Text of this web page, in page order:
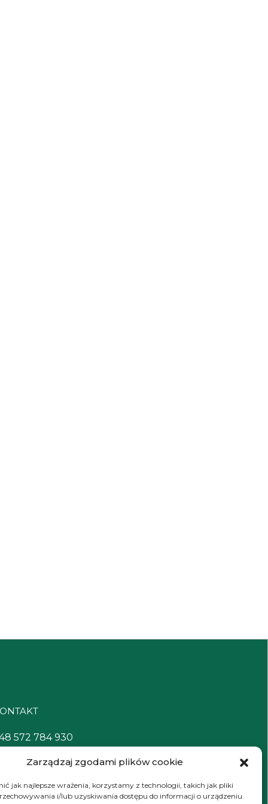
Zarządzaj zgodami plików cookie
jak najlepsze wrażenia, korzystamy z technologii, takich jak pliki
i/lub uzyskiwania dostępu do informacji o urządzeniu.
572 784 930